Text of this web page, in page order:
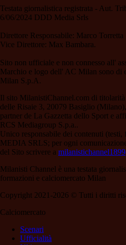
Testata giornalistica registrata - Aut.
6/06/2024 DDD Media Srls
Direttore Responsabile: Marco Torretta
Vice Direttore: Max Bambara.
Sito non ufficiale e non connesso all'
Marchio e logo dell' AC Milan sono di
Milan S.p.A.
Il sito MilanistiChannel.com di
delle Risaie 3, 20079 Basiglio
partner de La Gazzetta dello Sport e
RCS Mediagroup S.p.a..
Unico responsabile dei contenuti
MEDIA SRLS; per ogni
del Sito scrivere a
Milanisti Channel è una testata
formazioni e calciomercato Milan
Copyright 2021-2026 © Tutti i diritti
Calciomercato
Scenari
Ufficialità